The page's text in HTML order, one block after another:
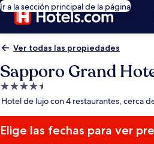
Ir a la sección principal de la página
Ver todas las propiedades
Sapporo Grand
Propiedad
de
estrellas
Hotel de lujo con 4 restaurantes, cerca
Elige las fechas para ver